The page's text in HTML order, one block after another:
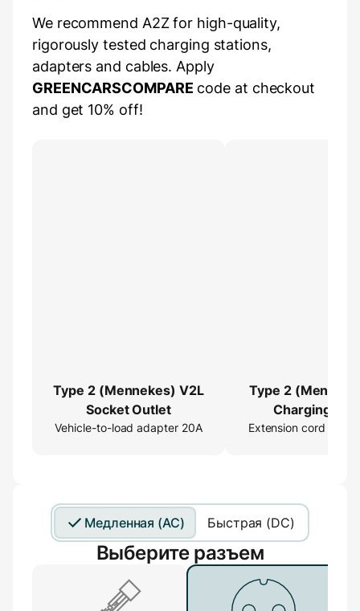
We recommend A2Z for high-quality,
rigorously tested charging stations,
adapters and cables. Apply
GREENCARSCOMPARE code at checkout
and get 10% off!
Type 2 (Mennekes) V2L
Socket Outlet
Vehicle-to-load adapter 20A
Type 2
Charging
Extender
Extension cord 16ft/
Медленная (AC) Быстрая (DC)
Выберите разъем